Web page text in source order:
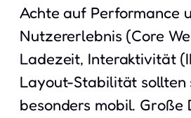
Achte auf Performance
Nutzererlebnis (Core
Ladezeit, Interaktivität
Layout-Stabilität sollten
besonders mobil. Große